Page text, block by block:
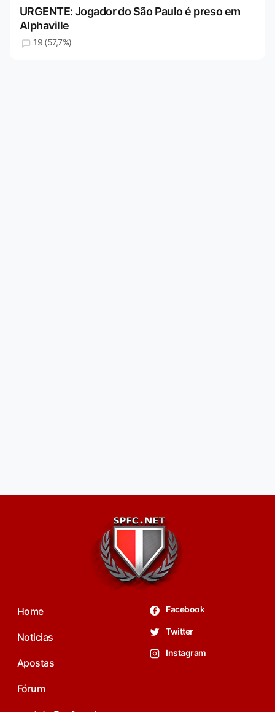
URGENTE: Jogador do São Paulo é preso em
Alphaville
19 (57,7%)
Home
Noticias
Apostas
Fórum
Facebook
Twitter
Instagram